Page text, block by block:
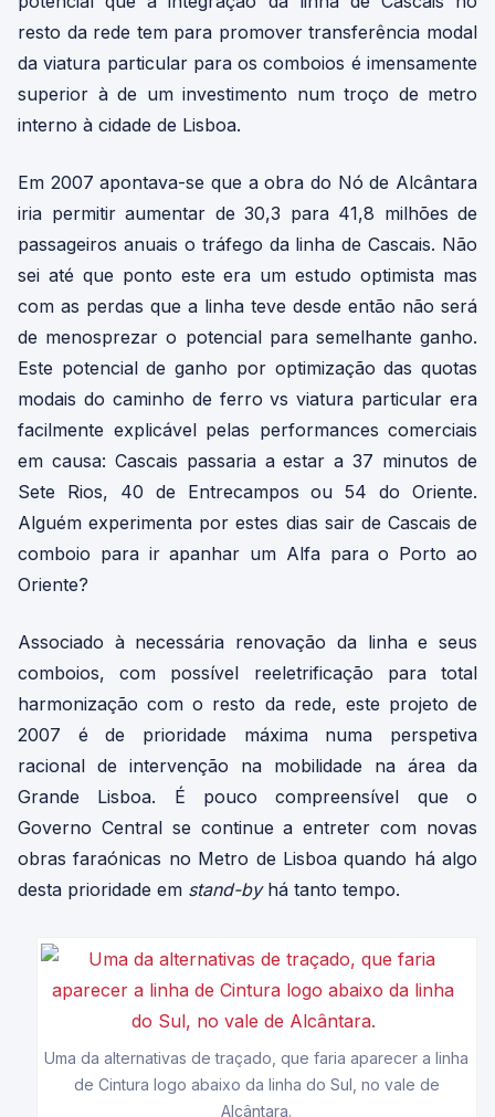
resto da rede tem para promover transferência modal
da viatura particular para os comboios é imensamente
superior à de um investimento num troço de metro
interno à cidade de Lisboa.
Em 2007 apontava-se que a obra do Nó de Alcântara
iria permitir aumentar de 30,3 para 41,8 milhões de
passageiros anuais o tráfego da linha de Cascais. Não
sei até que ponto este era um estudo optimista mas
com as perdas que a linha teve desde então não será
de menosprezar o potencial para semelhante ganho.
Este potencial de ganho por optimização das quotas
modais do caminho de ferro vs viatura particular era
facilmente explicável pelas performances comerciais
em causa: Cascais passaria a estar a 37 minutos de
Sete Rios, 40 de Entrecampos ou 54 do Oriente.
Alguém experimenta por estes dias sair de Cascais de
comboio para ir apanhar um Alfa para o Porto ao
Oriente?
Associado à necessária renovação da linha e seus
comboios, com possível reeletrificação para total
harmonização com o resto da rede, este projeto de
2007 é de prioridade máxima numa perspetiva
racional de intervenção na mobilidade na área da
Grande Lisboa. É pouco compreensível que o
Governo Central se continue a entreter com novas
obras faraónicas no Metro de Lisboa quando há algo
desta prioridade em stand-byhá tanto tempo.
Uma da alternativas de traçado, que faria aparecer a linha
de Cintura logo abaixo da linha do Sul, no vale de
Alcântara.